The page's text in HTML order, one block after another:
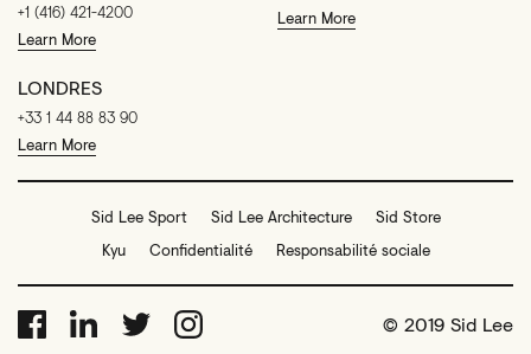
+1 (416) 421-4200
Learn More
Learn More
LONDRES
+33 1 44 88 83 90
Learn More
Sid Lee Sport Sid Lee Architecture
Sid Store
Kyu
Confidentialité Responsabilité sociale
© 2019 Sid Lee